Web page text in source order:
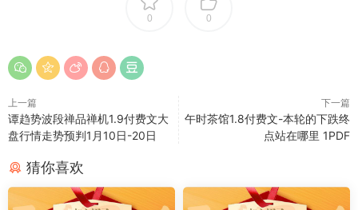
0 0
上一篇
谭趋势波段禅品禅机1.9付费文大
盘行情走势预判1月10日-20日
下一篇
午时茶馆1.8付费文-本轮的下跌终
点站在哪里 1PDF
猜你喜欢